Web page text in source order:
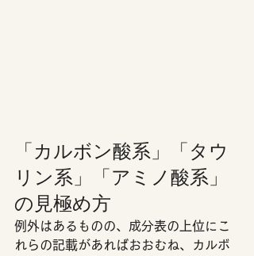
「カルボン酸系」「タウ
リン系」「アミノ酸系」
の見極め方
例外はあるものの、成分表の上位にこ
れらの記載があればおおむね、カルボ